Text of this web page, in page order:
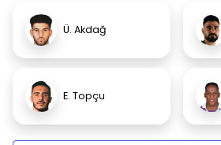
Ü. Akdağ
E. Topçu